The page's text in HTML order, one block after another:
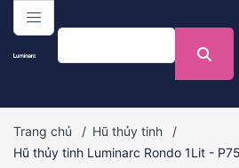
menu
Trang chủ / Hũ thủy tinh
/
Hũ thủy tinh Luminarc Rondo 1Lit -